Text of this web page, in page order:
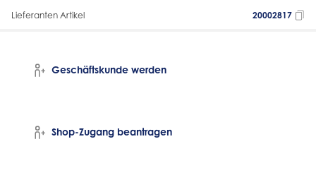
Lieferanten Artikel
20002817
Geschäftskunde werden
Shop-Zugang beantragen